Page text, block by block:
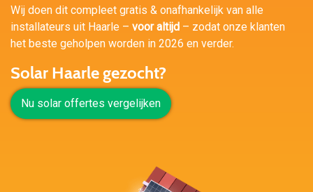
Wij doen dit compleet gratis & onafhankelijk van alle
installateurs uit Haarle – voor altijd – zodat onze klanten
het beste geholpen worden in 2026 en verder.
Solar Haarle gezocht?
Nu solar offertes vergelijken